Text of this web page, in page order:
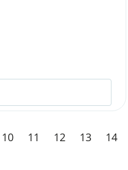
10 11 12 13 14